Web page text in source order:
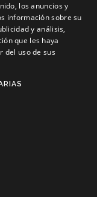
F16)
/ X70(Modelo F16)
Dilusur, S.L.
SPANISH
PORTUGUESE
los anuncios y
información sobre su
y análisis,
que les haya
del uso de sus